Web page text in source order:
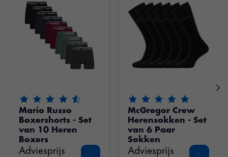
De beoordeling van dit product is 4.55 van de 5
Mario Russo
Boxershorts - Set
van 10 Heren
Boxers
Adviesprijs
De beoordeling van dit
McGregor Crew
Herensokken - Set
van 6 Paar
Sokken
Adviesprijs